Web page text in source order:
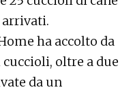
e ha accolto da
oltre a due
da un